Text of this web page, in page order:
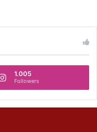
1.005
Followers